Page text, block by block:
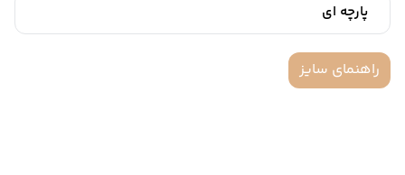
پارچه ای
راهنمای سایز